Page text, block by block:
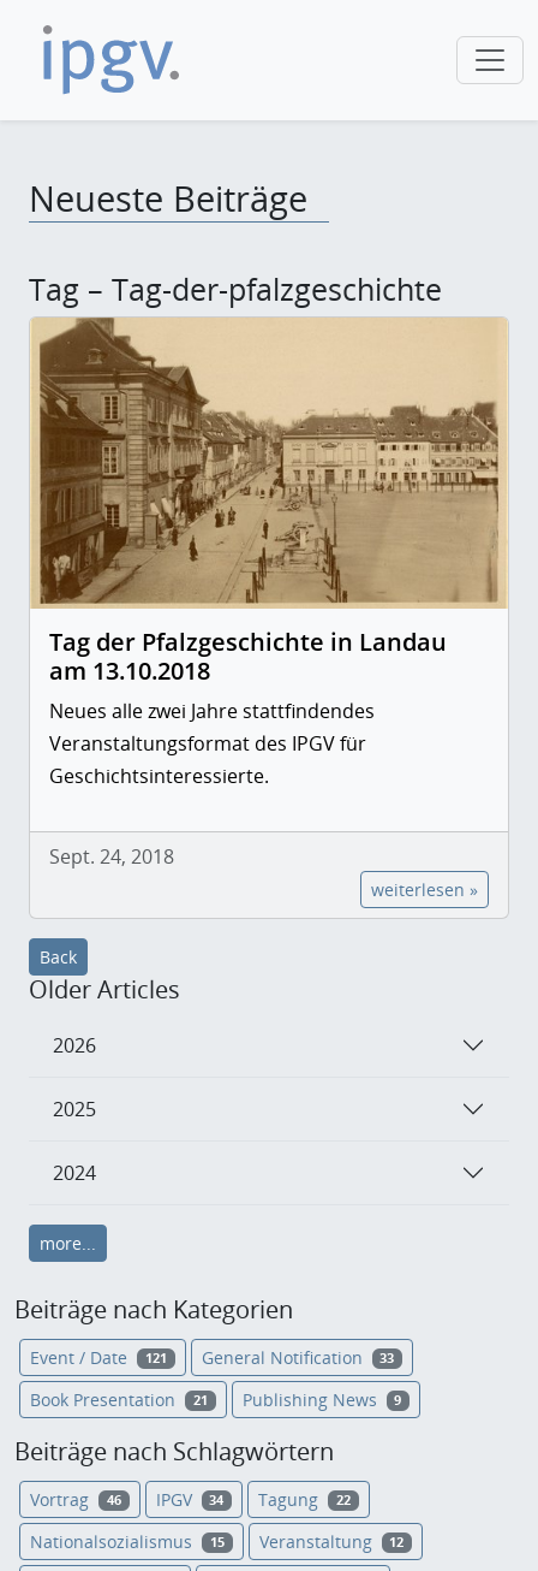
Neueste Beiträge
Tag – Tag-der-pfalzgeschichte
Tag der Pfalzgeschichte in Landau
am 13.10.2018
Neues alle zwei Jahre stattfindendes
Veranstaltungsformat des IPGV für
Geschichtsinteressierte.
Sept. 24, 2018
weiterlesen »
Back
Older Articles
2026
2025
2024
more...
Beiträge nach Kategorien
Event / Date 121 General Notification 33
Book Presentation 21 Publishing News 9
Beiträge nach Schlagwörtern
Vortrag 46 IPGV 34 Tagung 22
Nationalsozialismus 15 Veranstaltung 12